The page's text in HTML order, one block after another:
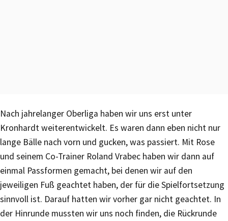
Nach jahrelanger Oberliga haben wir uns erst unter
Kronhardt weiterentwickelt. Es waren dann eben nicht nur
lange Bälle nach vorn und gucken, was passiert. Mit Rose
und seinem Co-Trainer Roland Vrabec haben wir dann auf
einmal Passformen gemacht, bei denen wir auf den
jeweiligen Fuß geachtet haben, der für die Spielfortsetzung
sinnvoll ist. Darauf hatten wir vorher gar nicht geachtet. In
der Hinrunde mussten wir uns noch finden, die Rückrunde